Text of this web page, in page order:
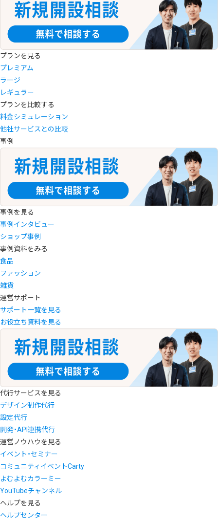
プランを見る
プレミアム
ラージ
レギュラー
プランを比較する
料金シミュレーション
他社サービスとの比較
事例
事例を見る
事例インタビュー
ショップ事例
事例資料をみる
食品
ファッション
雑貨
運営サポート
サポート一覧を見る
お役立ち資料を見る
代行サービスを見る
デザイン制作代行
設定代行
開発・API連携代行
運営ノウハウを見る
イベント・セミナー
コミュニティイベントCarty
よむよむカラーミー
YouTubeチャンネル
ヘルプを見る
ヘルプセンター